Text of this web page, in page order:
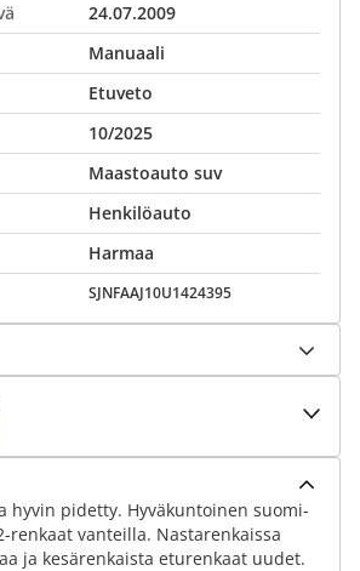
24.07.2009
Manuaali
Etuveto
10/2025
Maastoauto suv
Henkilöauto
Harmaa
SJNFAAJ10U1424395
hyvin pidetty. Hyväkuntoinen suomi-
renkaat vanteilla. Nastarenkaissa
ja kesärenkaista eturenkaat uudet.